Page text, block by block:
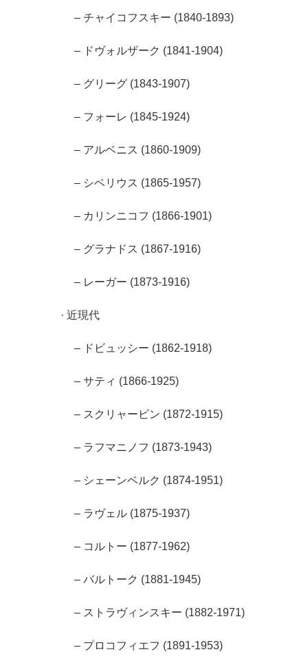
– チャイコフスキー (1840-1893)
– ドヴォルザーク (1841-1904)
– グリーグ (1843-1907)
– フォーレ (1845-1924)
– アルベニス (1860-1909)
– シベリウス (1865-1957)
– カリンニコフ (1866-1901)
– グラナドス (1867-1916)
– レーガー (1873-1916)
· 近現代
– ドビュッシー (1862-1918)
– サティ (1866-1925)
– スクリャービン (1872-1915)
– ラフマニノフ (1873-1943)
– シェーンベルク (1874-1951)
– ラヴェル (1875-1937)
– コルトー (1877-1962)
– バルトーク (1881-1945)
– ストラヴィンスキー (1882-1971)
– プロコフィエフ (1891-1953)